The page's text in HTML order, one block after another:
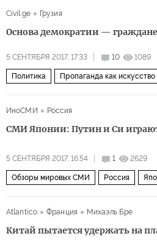
Civil.ge
Грузия
Основа демократии — граждане
5 СЕНТЯБРЯ 2017, 17:33 10 1089
Политика Пропаганда как искусство
ИноСМИ Россия
СМИ Японии: Путин и Си
5 СЕНТЯБРЯ 2017, 16:54 1 2629
Обзоры мировых СМИ Россия
Atlantico Франция Михаэль Бре
Китай пытается удержать на